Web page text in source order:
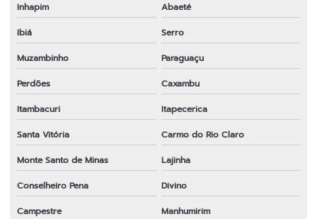
Inhapim
Abaeté
Ibiá
Serro
Muzambinho
Paraguaçu
Perdões
Caxambu
Itambacuri
Itapecerica
Santa Vitória
Carmo do Rio Claro
Monte Santo de Minas
Lajinha
Conselheiro Pena
Divino
Campestre
Manhumirim